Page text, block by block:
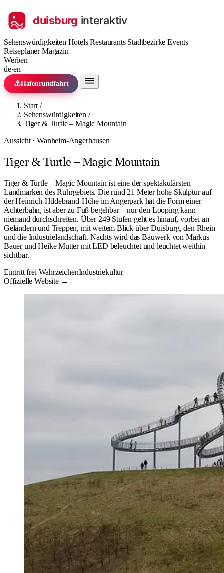
Sehenswürdigkeiten HotelsRestaurants StadtbezirkeEvents
ReiseplanerMagazin
Werben
de·en
⚓Hafenrundfahrt
Start /
Sehenswürdigkeiten /
Tiger & Turtle – Magic Mountain
Aussicht · Wanheim-Angerhausen
Tiger & Turtle – Magic Mountain
Tiger & Turtle – Magic Mountain ist eine der spektakulärsten
Landmarken des Ruhrgebiets. Die rund 21 Meter hohe Skulptur auf
der Heinrich-Hildebrand-Höhe im Angerpark hat die Form einer
Achterbahn, ist aber zu Fuß begehbar – nur den Looping kann
niemand durchschreiten. Über 249 Stufen geht es hinauf, vorbei an
Geländern und Treppen, mit weitem Blick über Duisburg, den Rhein
und die Industrielandschaft. Nachts wird das Bauwerk von Markus
Bauer und Heike Mutter mit LED beleuchtet und leuchtet weithin
sichtbar.
Eintritt frei WahrzeichenIndustriekultur
Offizielle Website →